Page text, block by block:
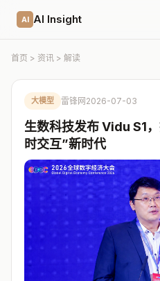
AI AI Insight
首页 > 资讯 > 解读
大模型 雷锋网 2026-07-03
生数科技发布 Vidu S1
时交互”新时代